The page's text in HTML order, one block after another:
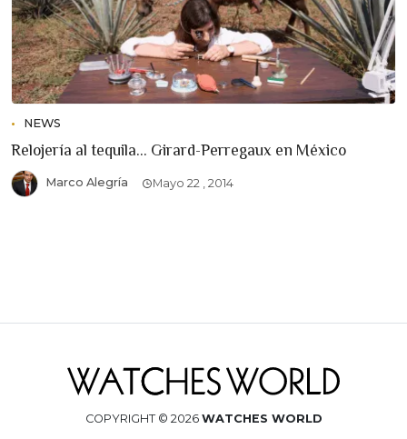
NEWS
Relojería al tequila... Girard-Perregaux en México
Marco Alegría Mayo 22 , 2014
COPYRIGHT © 2026 WATCHES WORLD